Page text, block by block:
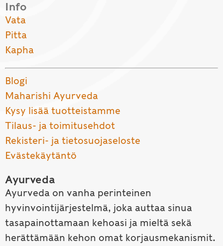
Info
Vata
Pitta
Kapha
Blogi
Maharishi Ayurveda
Kysy lisää tuotteistamme
Tilaus- ja toimitusehdot
Rekisteri- ja tietosuojaseloste
Evästekäytäntö
Ayurveda
Ayurveda on vanha perinteinen
hyvinvointijärjestelmä, joka auttaa sinua
tasapainottamaan kehoasi ja mieltä sekä
herättämään kehon omat korjausmekanismit.